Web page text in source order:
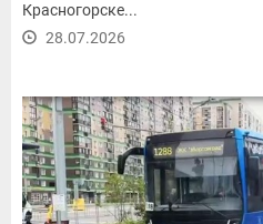
Красногорске...
28.07.2026